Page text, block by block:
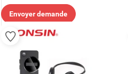
Envoyer demande